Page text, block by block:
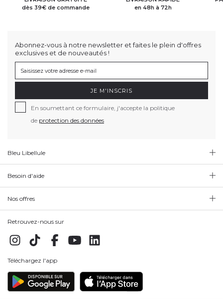
dès 39€ de commande
en 48h à 72h
Abonnez-vous à notre newsletter et faites le plein d'offres
exclusives et de nouveautés !
JE M'INSCRIS
En soumettant ce formulaire, j'accepte la politique
de protection des données
Bleu Libellule
Besoin d'aide
Nos offres
Retrouvez-nous sur
Téléchargez l'app